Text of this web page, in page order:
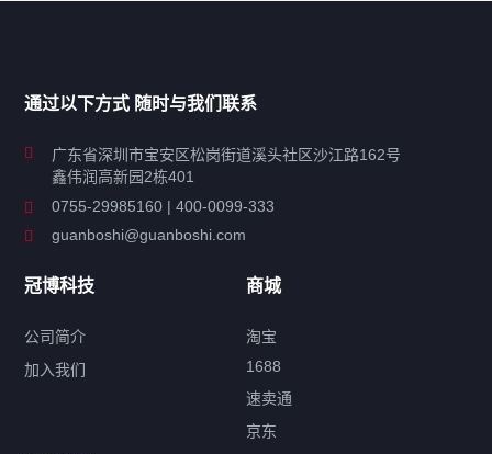
工业超声波清洗设备
特种超声波洗净产品
超声波配件
通过以下方式 随时与我们联系
广东省深圳市宝安区松岗街道溪头社区沙江路162号
鑫伟润高新园2栋401
0755-29985160 | 400-0099-333
guanboshi@guanboshi.com
冠博科技
公司简介
加入我们
商城
淘宝
1688
速卖通
京东